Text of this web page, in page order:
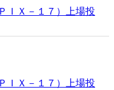
ＩＸ－１７）上場投
ＩＸ－１７）上場投